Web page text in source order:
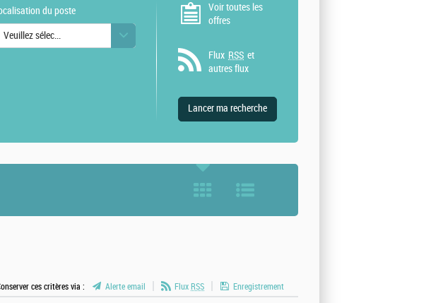
du poste
Veuillez sélectionner une ou des valeurs
Voir toutes les
offres
Flux RSS et
autres flux
ces critères via : Alerte email Flux RSS
Enregistrement